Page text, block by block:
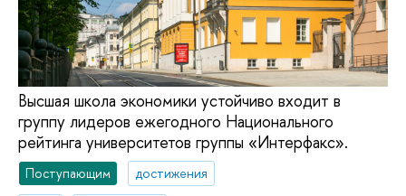
Высшая школа экономики устойчиво входит в
группу лидеров ежегодного Национального
рейтинга университетов группы «Интерфакс».
Поступающим
достижения